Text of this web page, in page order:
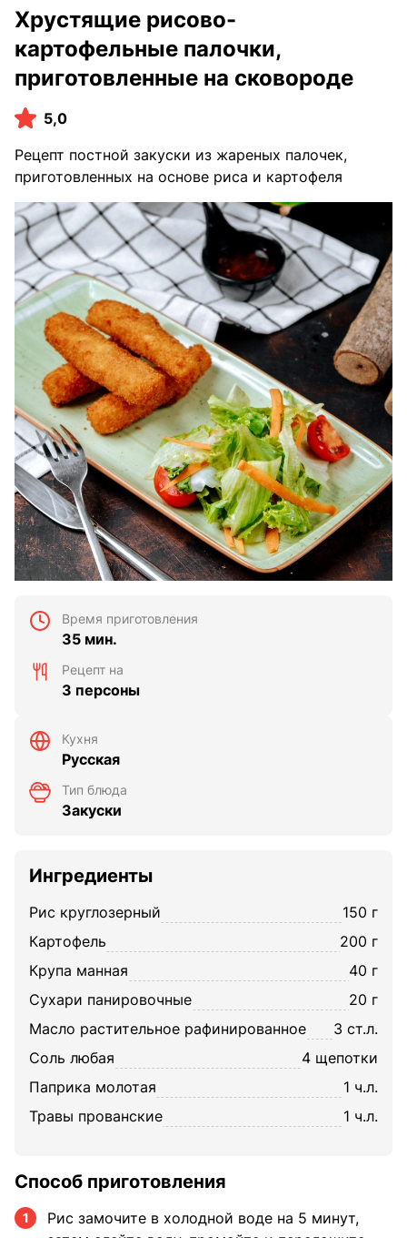
Хрустящие рисово-
картофельные палочки,
приготовленные на сковороде
5,0
Рецепт постной закуски из жареных палочек,
приготовленных на основе риса и картофеля
Время приготовления
35 мин.
Рецепт на
3 персоны
Кухня
Русская
Тип блюда
Закуски
Ингредиенты
рис круглозерный
150 г
картофель
200 г
крупа манная
40 г
сухари панировочные
20 г
масло растительное рафинированное
3 ст.л.
соль любая
4 щепотки
паприка молотая
1 ч.л.
травы прованские
1 ч.л.
Способ приготовления
1
Рис замочите в холодной воде на 5 минут,